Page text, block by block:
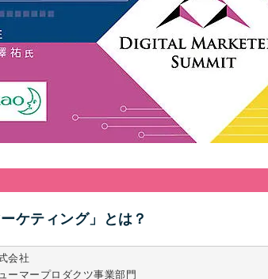
ケティング」とは？​
会社
ーマープロダクツ事業部門